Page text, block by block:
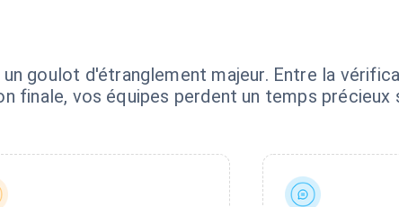
goulot d'étranglement majeur. Entre la
finale, vos équipes perdent un temps précieux